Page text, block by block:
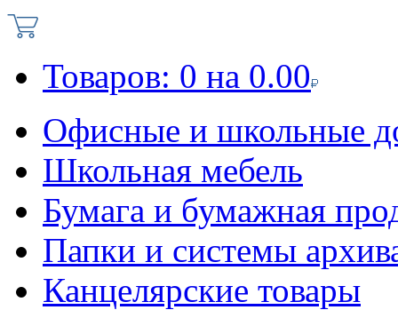
Товаров: 0 на 0.00
Офисные и школьные
Школьная мебель
Бумага и бумажная
Папки и системы
Канцелярские товары